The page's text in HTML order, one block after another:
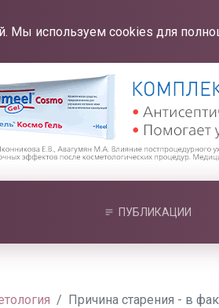
Мы используем cookies для
ПУБЛИКАЦИИ
Причина старения - в